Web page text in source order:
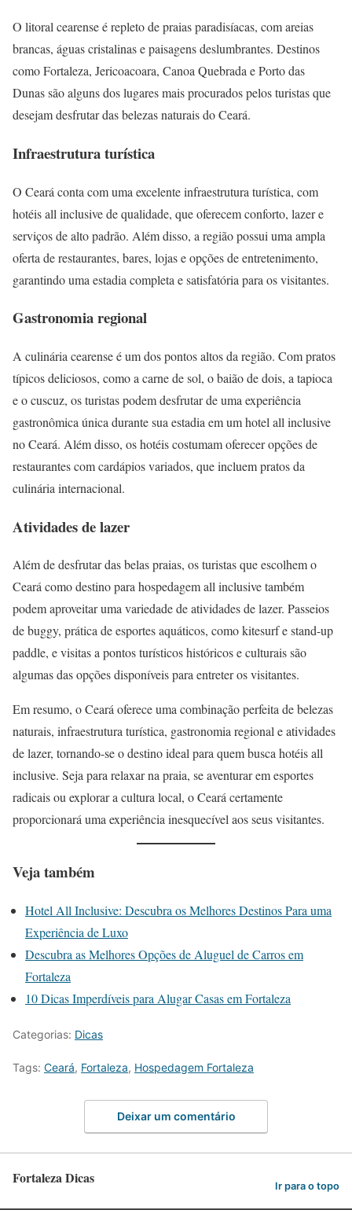
O litoral cearense é repleto de praias paradisíacas, com areias
brancas, águas cristalinas e paisagens deslumbrantes. Destinos
como Fortaleza, Jericoacoara, Canoa Quebrada e Porto das
Dunas são alguns dos lugares mais procurados pelos turistas que
desejam desfrutar das belezas naturais do Ceará.
Infraestrutura turística
O Ceará conta com uma excelente infraestrutura turística, com
hotéis all inclusive de qualidade, que oferecem conforto, lazer e
serviços de alto padrão. Além disso, a região possui uma ampla
oferta de restaurantes, bares, lojas e opções de entretenimento,
garantindo uma estadia completa e satisfatória para os visitantes.
Gastronomia regional
A culinária cearense é um dos pontos altos da região. Com pratos
típicos deliciosos, como a carne de sol, o baião de dois, a tapioca
e o cuscuz, os turistas podem desfrutar de uma experiência
gastronômica única durante sua estadia em um hotel all inclusive
no Ceará. Além disso, os hotéis costumam oferecer opções de
restaurantes com cardápios variados, que incluem pratos da
culinária internacional.
Atividades de lazer
Além de desfrutar das belas praias, os turistas que escolhem o
Ceará como destino para hospedagem all inclusive também
podem aproveitar uma variedade de atividades de lazer. Passeios
de buggy, prática de esportes aquáticos, como kitesurf e stand-up
paddle, e visitas a pontos turísticos históricos e culturais são
algumas das opções disponíveis para entreter os visitantes.
Em resumo, o Ceará oferece uma combinação perfeita de belezas
naturais, infraestrutura turística, gastronomia regional e atividades
de lazer, tornando-se o destino ideal para quem busca hotéis all
inclusive. Seja para relaxar na praia, se aventurar em esportes
radicais ou explorar a cultura local, o Ceará certamente
proporcionará uma experiência inesquecível aos seus visitantes.
Veja também
Hotel All Inclusive: Descubra os Melhores Destinos Para uma
Experiência de Luxo
Descubra as Melhores Opções de Aluguel de Carros em
Fortaleza
10 Dicas Imperdíveis para Alugar Casas em Fortaleza
Categorias: Dicas
Tags: Ceará, Fortaleza, Hospedagem Fortaleza
Deixar um comentário
Fortaleza Dicas Ir para o topo